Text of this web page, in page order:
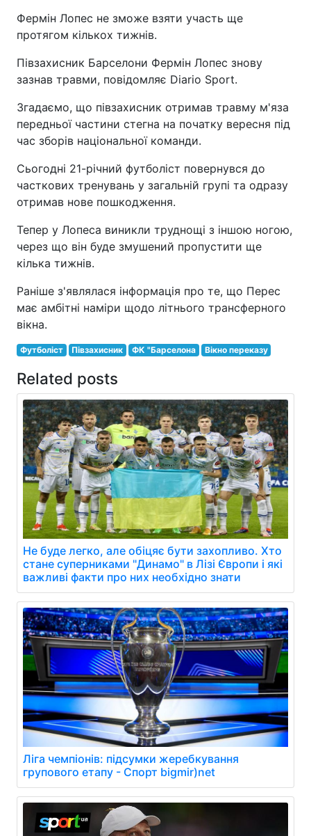
Фермін Лопес не зможе взяти участь ще
протягом кількох тижнів.
Півзахисник Барселони Фермін Лопес знову
зазнав травми, повідомляє Diario Sport.
Згадаємо, що півзахисник отримав травму м'яза
передньої частини стегна на початку вересня під
час зборів національної команди.
Сьогодні 21-річний футболіст повернувся до
часткових тренувань у загальній групі та одразу
отримав нове пошкодження.
Тепер у Лопеса виникли труднощі з іншою ногою,
через що він буде змушений пропустити ще
кілька тижнів.
Раніше з'являлася інформація про те, що Перес
має амбітні наміри щодо літнього трансферного
вікна.
Футболіст Півзахисник ФК "Барселона Вікно переказу
Related posts
Не буде легко, але обіцяє бути захопливо. Хто
стане суперниками "Динамо" в Лізі Європи і які
важливі факти про них необхідно знати
Ліга чемпіонів: підсумки жеребкування
групового етапу - Спорт bigmir)net